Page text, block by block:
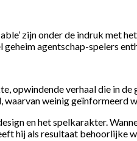
zijn onder de indruk met
agentschap-spelers
opwindende verhaal die in
waarvan weinig geïnformeerd
en het spelkarakter.
hij als resultaat behoorlijke